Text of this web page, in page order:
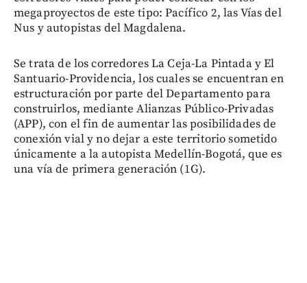
megaproyectos de este tipo: Pacífico 2, las Vías del
Nus y autopistas del Magdalena.
Se trata de los corredores La Ceja-La Pintada y El
Santuario-Providencia, los cuales se encuentran en
estructuración por parte del Departamento para
construirlos, mediante Alianzas Público-Privadas
(APP), con el fin de aumentar las posibilidades de
conexión vial y no dejar a este territorio sometido
únicamente a la autopista Medellín-Bogotá, que es
una vía de primera generación (1G).